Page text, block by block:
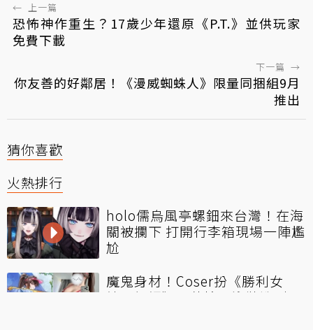
← 上一篇
恐怖神作重生？17歲少年還原《P.T.》並供玩家
免費下載
下一篇 →
你友善的好鄰居！《漫威蜘蛛人》限量同捆組9月
推出
猜你喜歡
火熱排行
holo儒烏風亭螺鈿來台灣！在海
關被攔下 打開行李箱現場一陣尷
尬
魔鬼身材！Coser扮《勝利女
神：妮姬》瑪律恰那泳裝造型